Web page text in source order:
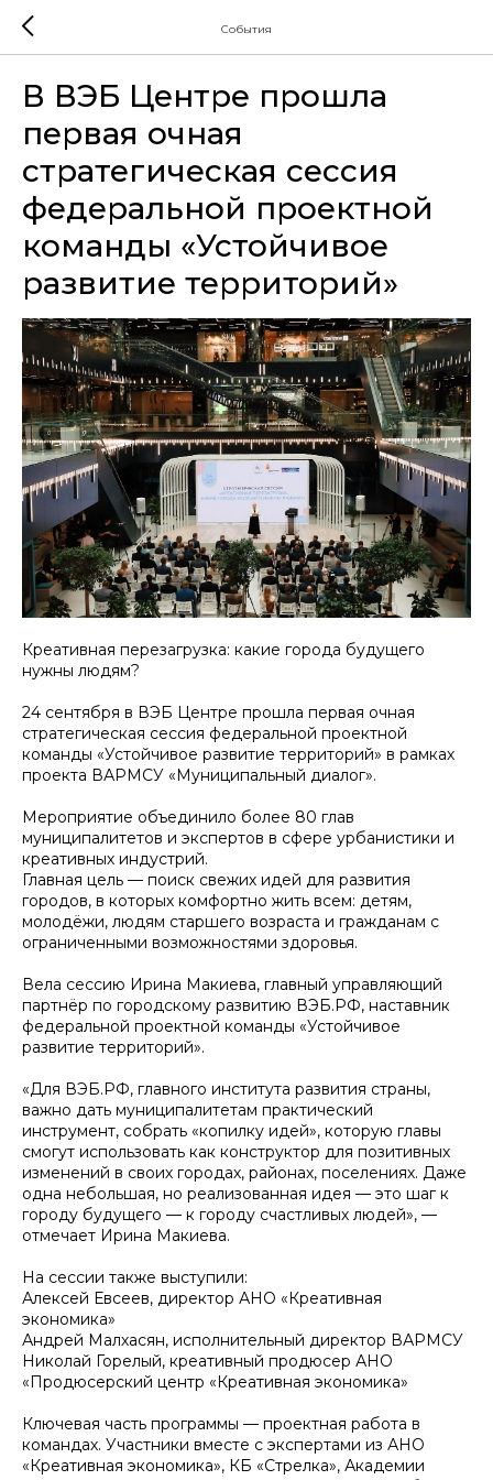
События
В ВЭБ Центре прошла
первая очная
стратегическая сессия
федеральной проектной
команды «Устойчивое
развитие территорий»
Креативная перезагрузка: какие города будущего
нужны людям?
24 сентября в ВЭБ Центре прошла первая очная
стратегическая сессия федеральной проектной
команды «Устойчивое развитие территорий» в рамках
проекта ВАРМСУ «Муниципальный диалог».
Мероприятие объединило более 80 глав
муниципалитетов и экспертов в сфере урбанистики и
креативных индустрий.
Главная цель — поиск свежих идей для развития
городов, в которых комфортно жить всем: детям,
молодёжи, людям старшего возраста и гражданам с
ограниченными возможностями здоровья.
Вела сессию Ирина Макиева, главный управляющий
партнёр по городскому развитию ВЭБ.РФ, наставник
федеральной проектной команды «Устойчивое
развитие территорий».
«Для ВЭБ.РФ, главного института развития страны,
важно дать муниципалитетам практический
инструмент, собрать «копилку идей», которую главы
смогут использовать как конструктор для позитивных
изменений в своих городах, районах, поселениях. Даже
одна небольшая, но реализованная идея — это шаг к
городу будущего — к городу счастливых людей», —
отмечает Ирина Макиева.
На сессии также выступили:
Алексей Евсеев, директор АНО «Креативная
экономика»
Андрей Малхасян, исполнительный директор ВАРМСУ
Николай Горелый, креативный продюсер АНО
«Продюсерский центр «Креативная экономика»
Ключевая часть программы — проектная работа в
командах. Участники вместе с экспертами из АНО
«Креативная экономика», КБ «Стрелка», Академии